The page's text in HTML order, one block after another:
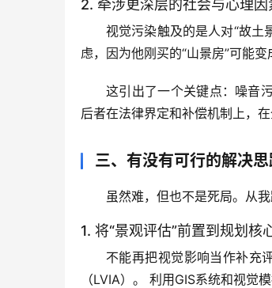
2. 牵涉更深层的社会与心理因
视觉污染触及的是人对“故土
虑，因为他刚买的“山景房”可能变
这引出了一个关键点： 噪音
后者在法律界定和补偿机制上，在
三、有没有可行的解决思
虽然难，但也不是死局。从
1. 将“景观评估”前置到规划核
不能再把视觉影响当作补充
（LVIA）。
利用GIS系统和视觉